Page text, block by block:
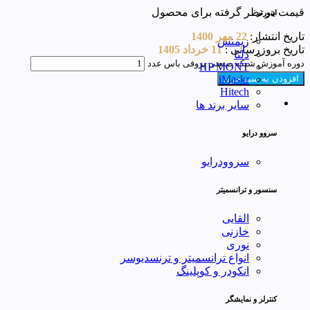
اینورتر
زیمنس
دلتا
HP MONT
iMaskr
Hitech
سایر برند ها
سروو درایو
سروودرایو
سنسور و ترانسمیتر
القایی
خازنی
نوری
انواع ترانسمیتر و ترنسدیوسر
انکودر و کوپلینگ
کنترلر و نمایشگر
قیمت در نظر گرفته برای محصول
تاریخ انتشار: 22 مهر 1400
تاریخ بروزرسانی :11 خرداد 1405
دوره آموزش شبکه صنعتی پروفی باس عدد
افزودن به سبد خرید